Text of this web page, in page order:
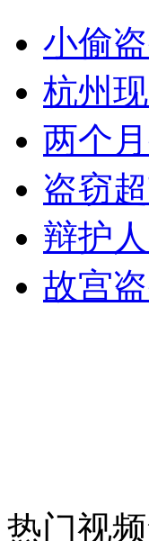
山西运城恶犬
女孩北京地铁殴
无痛分娩是否安
外交部：反对
外交部：有关国
小偷
杭州
两个
盗窃
辩护
故宫
热门视